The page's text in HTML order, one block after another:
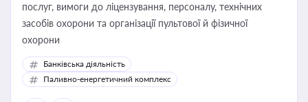
послуг, вимоги до ліцензування, персоналу, технічних
засобів охорони та організації пультової й фізичної
охорони
Банківська діяльність
Паливно-енергетичний комплекс